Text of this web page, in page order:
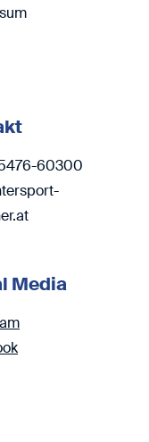
60300
Media